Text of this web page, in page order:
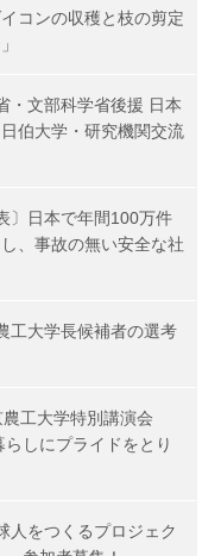
コンの収穫と枝の剪定
・文部科学省後援 日本
伯大学・研究機関交流
〕日本で年間100万件
、事故の無い安全な社
工大学長候補者の選考
工大学特別講演会
らしにプライドをとり
人をつくるプロジェク